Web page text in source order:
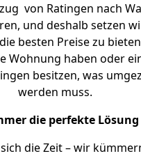
von Ratingen nach
und deshalb setzen
besten Preise zu
Wohnung haben oder
besitzen, was
werden muss.
die perfekte Lösung
die Zeit – wir